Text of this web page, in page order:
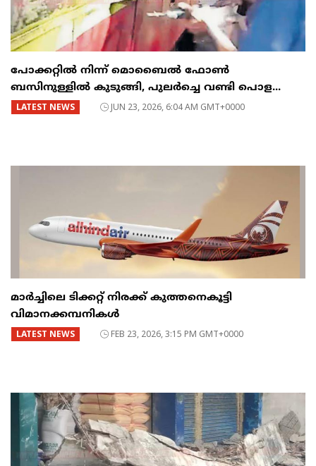
പോക്കറ്റിൽ നിന്ന് മൊബൈൽ ഫോൺ
ബസിനുള്ളിൽ കുടുങ്ങി, പുലർച്ചെ വണ്ടി പൊള...
LATEST NEWS JUN 23, 2026, 6:04 AM GMT+0000
മാർച്ചിലെ ടിക്കറ്റ് നിരക്ക് കുത്തനെകൂട്ടി
വിമാനക്കമ്പനികൾ
LATEST NEWS FEB 23, 2026, 3:15 PM GMT+0000